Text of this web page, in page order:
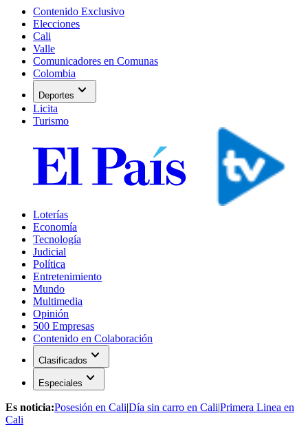
Contenido Exclusivo
Elecciones
Cali
Valle
Comunicadores en Comunas
Colombia
Deportes expand_more
Licita
Turismo
Loterías
Economía
Tecnología
Judicial
Política
Entretenimiento
Mundo
Multimedia
Opinión
500 Empresas
Contenido en Colaboración
Clasificados expand_more
Especiales expand_more
Es noticia:Posesión en Cali|Día sin carro en Cali|Primera Linea en
Cali